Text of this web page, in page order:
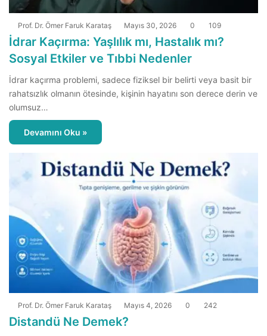
Prof. Dr. Ömer Faruk Karataş Mayıs 30, 2026 0 109
İdrar Kaçırma: Yaşlılık mı, Hastalık mı?
Sosyal Etkiler ve Tıbbi Nedenler
İdrar kaçırma problemi, sadece fiziksel bir belirti veya basit bir
rahatsızlık olmanın ötesinde, kişinin hayatını son derece derin ve
olumsuz…
Devamını Oku »
Prof. Dr. Ömer Faruk Karataş Mayıs 4, 2026 0 242
Distandü Ne Demek?